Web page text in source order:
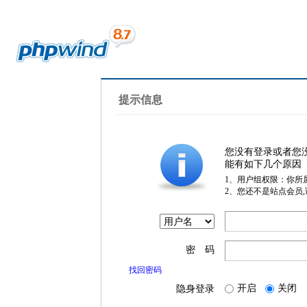
提示信息
您没有登录或者您
能有如下几个原因
1、用户组权限：你所
2、您还不是站点会员
密 码
找回密码
隐身登录 开启 关闭